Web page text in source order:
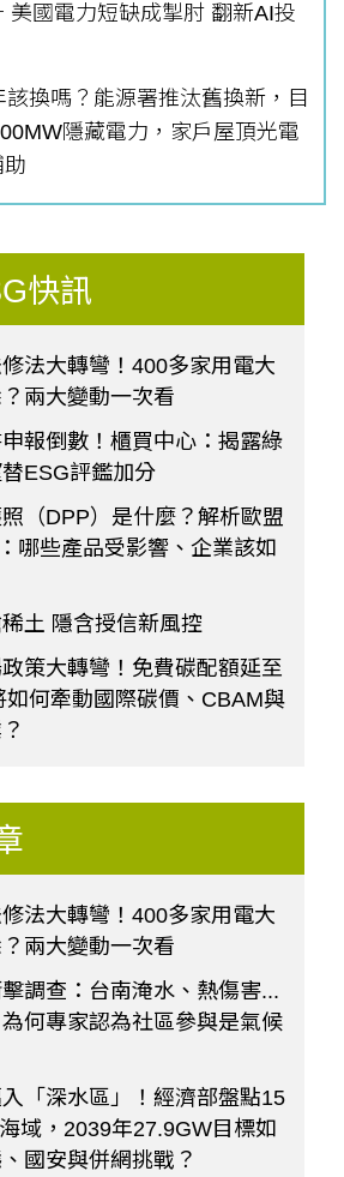
美國電力短缺成掣肘 翻新AI投
換嗎？能源署推汰舊換新，目
隱藏電力，家戶屋頂光電
快訊
法大轉彎！400多家用電大
兩大變動一次看
報倒數！櫃買中心：揭露綠
ESG評鑑加分
（DPP）是什麼？解析歐盟
哪些產品受影響、企業該如
土 隱含授信新風控
策大轉彎！免費碳配額延至
如何牽動國際碳價、CBAM與
法大轉彎！400多家用電大
兩大變動一次看
調查：台南淹水、熱傷害...
何專家認為社區參與是氣候
「深水區」！經濟部盤點15
域，2039年27.9GW目標如
國安與併網挑戰？